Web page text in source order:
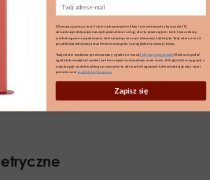
Używamy poczty e-mail i ukierunkowanych reklam internetowych, aby wysyłać Ci
aktualizacje dotyczące naszych produktów i usług, oferty promocyjne i inne komunikaty
marketingowe, na podstawie zbieranych przez nas informacji, takich jak Twój adres e-mail,
przybliżona lokalizacja oraz historia zakupów i przeglądania naszej strony.
Twoje dane osobowe przetwarzamy zgodnie z nasząPolityką prywatności.Możesz wycofać
zgodę lub zarządzać swoimi preferencjami w dowolnym momencie, klikając link rezygnacji z
subskrypcji na dole każdego z naszych e-maili marketingowych lub kontaktując się z nami
pod adresem marketing@maro.eu
Zapisz się